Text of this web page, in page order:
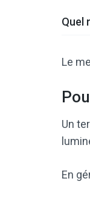
Quel
Le
Un
En